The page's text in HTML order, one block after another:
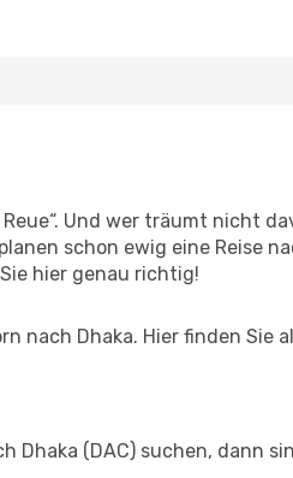
Und wer träumt nicht
schon ewig eine Reise
hier genau richtig!
nach Dhaka. Hier finden Sie
Dhaka (DAC) suchen, dann